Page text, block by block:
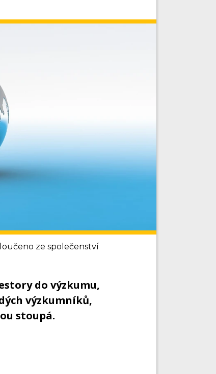
ze společenství
do výzkumu,
výzkumníků,
stoupá.